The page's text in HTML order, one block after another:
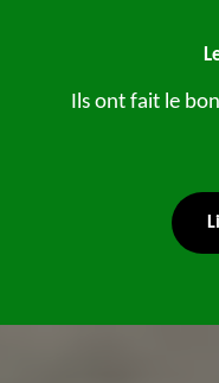
Ils ont fait le